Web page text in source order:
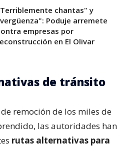
chantas" y
Poduje arremete
empresas por
en El Olivar
de tránsito
remoción de los miles de
las autoridades han
rutas alternativas para